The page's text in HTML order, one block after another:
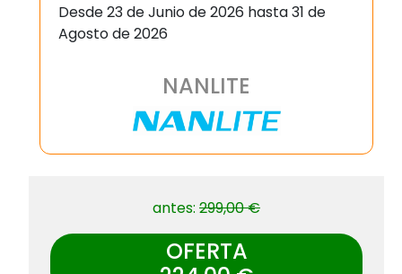
Desde 23 de Junio de 2026 hasta 31 de
Agosto de 2026
NANLITE
antes: 299,00 €
OFERTA